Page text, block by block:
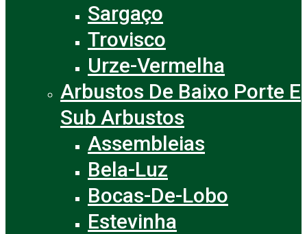
Sargaço
Trovisco
Urze-Vermelha
Arbustos De Baixo Porte E
Sub Arbustos
Assembleias
Bela-Luz
Bocas-De-Lobo
Estevinha